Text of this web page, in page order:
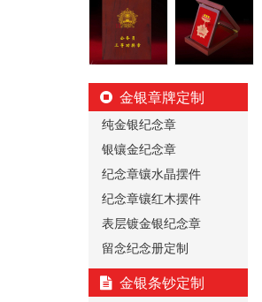
金银章牌定制
纯金银纪念章
银镶金纪念章
纪念章镶水晶摆件
纪念章镶红木摆件
表层镀金银纪念章
留念纪念册定制
金银条钞定制